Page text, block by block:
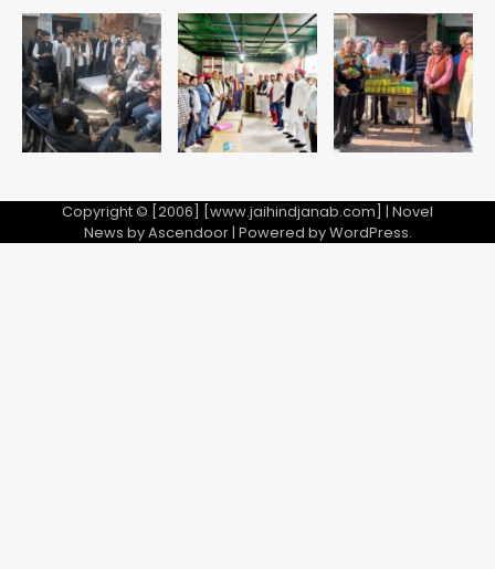
Copyright © [2006] [www.jaihindjanab.com] | Novel
News byAscendoor| Powered byWordPress.